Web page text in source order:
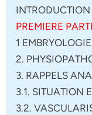
INTRODUCTION
PREMIERE
1 EMBRYOLOGIE
2.
3. RAPPELS
3.1. SITUATION
3.2.